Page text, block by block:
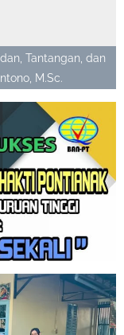
Tantangan, dan
M.Sc.